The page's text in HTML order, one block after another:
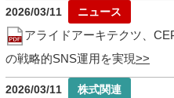
2026/03/11
アライドアーキテクツ、
の戦略的SNS運用を実現
2026/03/11